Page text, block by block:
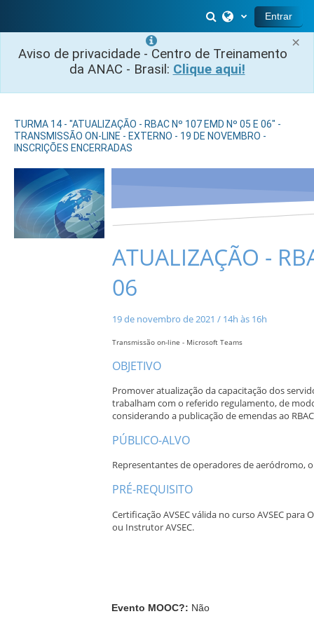
×
Aviso de privacidade - Centro de Treinamento
da ANAC - Brasil: Clique aqui!
Alternar entrada
Entrar
TURMA 14 - "ATUALIZAÇÃO - RBAC Nº 107 EMD Nº 05 E 06" -
TRANSMISSÃO ON-LINE - EXTERNO - 19 DE NOVEMBRO -
INSCRIÇÕES ENCERRADAS
ATUALIZAÇÃO -
06
19 de novembro de 2021 / 14h às 16h
Transmissão on-line - Microsoft Teams
OBJETIVO
Promover atualização da capacitação dos
trabalham com o referido regulamento, de
considerando a publicação de emendas ao
PÚBLICO-ALVO
Representantes de operadores de aeródromo,
PRÉ-REQUISITO
Certificação AVSEC válida no curso AVSEC
ou Instrutor AVSEC.
Evento MOOC?: Não